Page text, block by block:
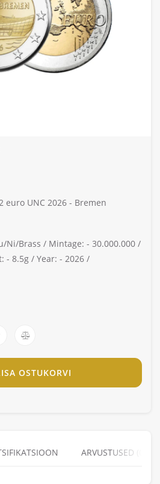
euro UNC 2026 - Bremen
Ni/Brass / Mintage: - 30.000.000 /
- 8.5g / Year: - 2026 /
OSTUKORVI
ARVUSTUSED (0)